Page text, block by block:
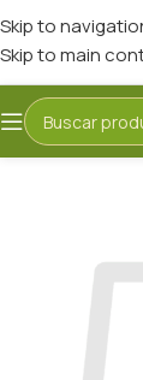
Skip to
Skip to main